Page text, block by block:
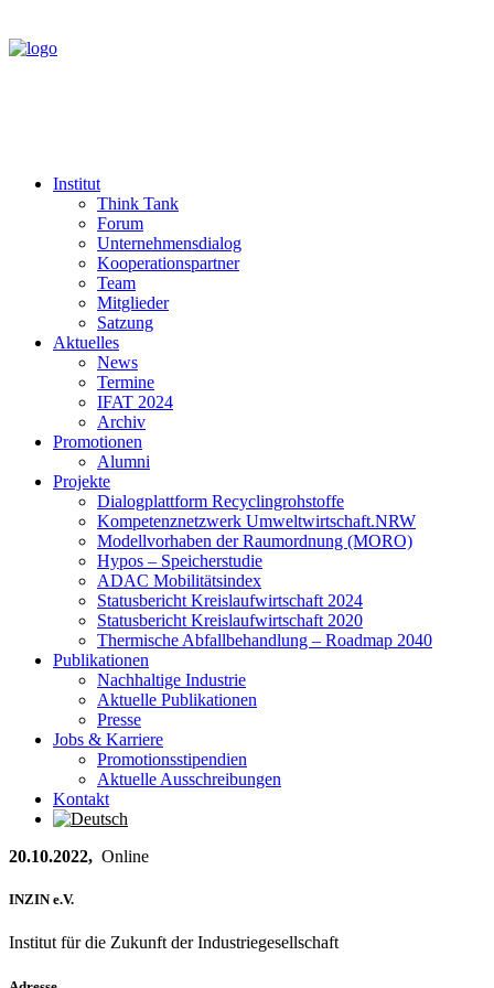
Institut
Think Tank
Forum
Unternehmensdialog
Kooperationspartner
Team
Mitglieder
Satzung
Aktuelles
News
Termine
IFAT 2024
Archiv
Promotionen
Alumni
Projekte
Dialogplattform Recyclingrohstoffe
Kompetenznetzwerk Umweltwirtschaft.NRW
Modellvorhaben der Raumordnung (MORO)
Hypos – Speicherstudie
ADAC Mobilitätsindex
Statusbericht Kreislaufwirtschaft 2024
Statusbericht Kreislaufwirtschaft 2020
Thermische Abfallbehandlung – Roadmap 2040
Publikationen
Nachhaltige Industrie
Aktuelle Publikationen
Presse
Jobs & Karriere
Promotionsstipendien
Aktuelle Ausschreibungen
Kontakt
20.10.2022, Online
INZIN e.V.
Institut für die Zukunft der Industriegesellschaft